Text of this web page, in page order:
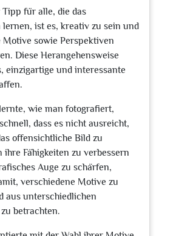
für alle, die das
lernen, ist es, kreativ zu sein und
Motive sowie Perspektiven
Diese Herangehensweise
einzigartige und interessante
wie man fotografiert,
dass es nicht ausreicht,
offensichtliche Bild zu
ihre Fähigkeiten zu verbessern
Auge zu schärfen,
verschiedene Motive zu
aus unterschiedlichen
betrachten.